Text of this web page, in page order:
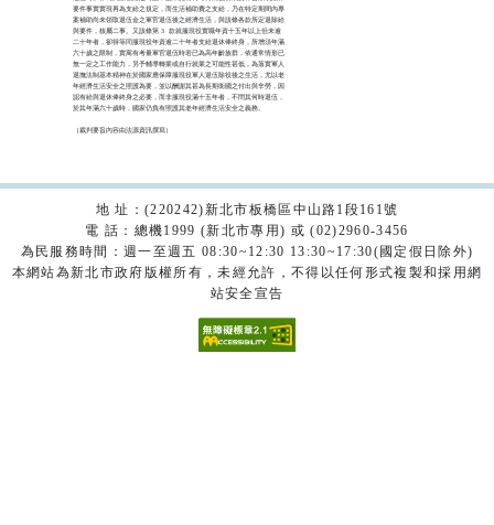
要件事實實現再為支給之規定，而生活補助費之支給，乃在特定期間內專
案補助尚未領取退伍金之軍官退伍後之經濟生活，與該條各款所定退除給
與要件，核屬二事。又該條第 3  款就服現役實職年資十五年以上但未逾
二十年者，卻得等同服現役年資逾二十年者支給退休俸終身，所增須年滿
六十歲之限制，實寓有考量軍官退伍時若已為高年齡族群，依通常情形已
無一定之工作能力，另予輔導轉業或自行就業之可能性甚低，為落實軍人
退撫法制基本精神在於國家應保障服現役軍人退伍除役後之生活，尤以老
年經濟生活安全之照護為要，並以酬謝其甚為長期衛國之付出與辛勞，因
認有給與退休俸終身之必要，而非服現役滿十五年者，不問其何時退伍，
於其年滿六十歲時，國家仍負有照護其老年經濟生活安全之義務。
（裁判要旨內容由法源資訊撰寫）
地 址：(220242)新北市板橋區中山路1段161號
電 話：總機1999 (新北市專用) 或 (02)2960-3456
為民服務時間：週一至週五 08:30~12:30 13:30~17:30(國定假日除外)
本網站為新北市政府版權所有，未經允許，不得以任何形式複製和採用網
站安全宣告